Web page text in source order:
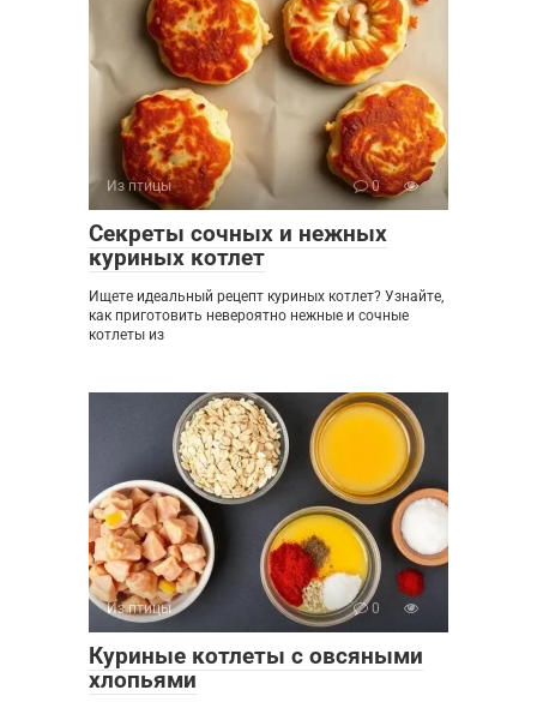
Из птицы 0
Секреты сочных и нежных
куриных котлет
Ищете идеальный рецепт куриных котлет? Узнайте,
как приготовить невероятно нежные и сочные
котлеты из
Из птицы 0
Куриные котлеты с овсяными
хлопьями